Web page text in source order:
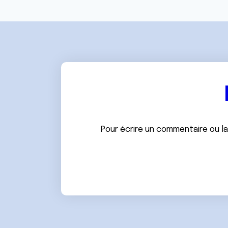
Pour écrire un commentaire ou